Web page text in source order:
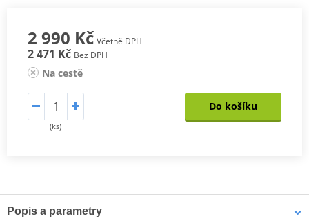
2 990 Kč Včetně DPH
2 471 Kč Bez DPH
Na cestě
(ks)
Do košíku
Popis a parametry